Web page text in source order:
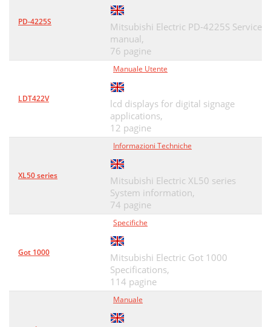
PD-4225S
Mitsubishi Electric PD-4225S Service
manual,
76 pagine
LDT422V
Manuale Utente
lcd displays for digital signage
applications,
12 pagine
XL50 series
Informazioni Techniche
Mitsubishi Electric XL50 series
System information,
74 pagine
Got 1000
Specifiche
Mitsubishi Electric Got 1000
Specifications,
114 pagine
Manuale